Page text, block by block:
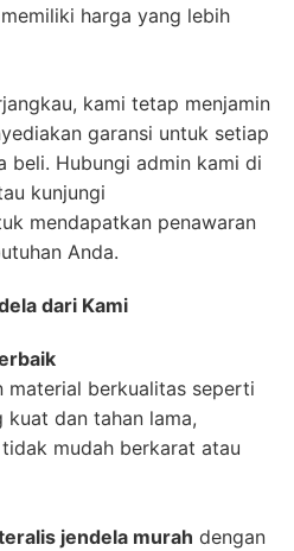
harga yang lebih
kami tetap menjamin
garansi untuk setiap
beli. Hubungi admin kami di
kunjungi
mendapatkan penawaran
Anda.
dari Kami
material berkualitas seperti
kuat dan tahan lama,
mudah berkarat atau
jendela murah dengan